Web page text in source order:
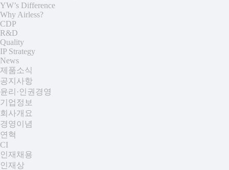
YW’s Difference
Why Airless?
CDP
R&D
Quality
IP Strategy
News
제품소식
공지사항
윤리·인권경영
기업정보
회사개요
경영이념
연혁
CI
인재채용
인재상